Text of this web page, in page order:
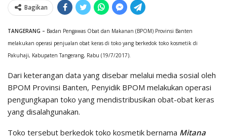
Bagikan
TANGERANG – Badan Pengawas Obat dan Makanan (BPOM) Provinsi Banten
melakukan operasi penjualan obat keras di toko yang berkedok toko kosmetik di
Pakuhaji, Kabupaten Tangerang, Rabu (19/7/2017).
Dari keterangan data yang disebar melalui media sosial oleh
BPOM Provinsi Banten, Penyidik BPOM melakukan operasi
pengungkapan toko yang mendistribusikan obat-obat keras
yang disalahgunakan.
Toko tersebut berkedok toko kosmetik bernama Mitana